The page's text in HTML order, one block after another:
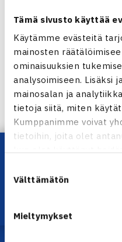
Tämä sivusto käyttää
Käytämme evästeitä
mainosten
ominaisuuksien
analysoimiseen. Lisäksi
mainosalan ja
tietoja siitä, miten
Kumppanimme voivat
tietoihin, joita olet
valinta
Välttämätön
Mieltymykset
Jaa:
← Edellinen
Lataa OmaTennis!